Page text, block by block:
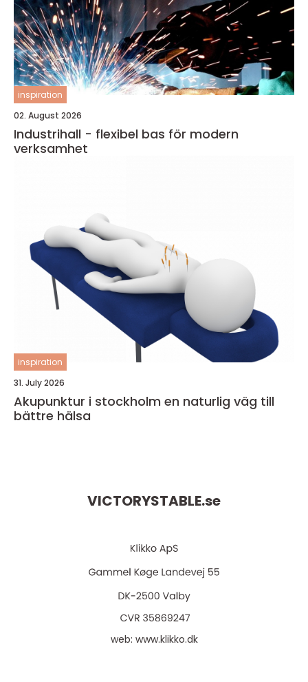
inspiration
02. August 2026
Industrihall - flexibel bas för modern
verksamhet
inspiration
31. July 2026
Akupunktur i stockholm en naturlig väg till
bättre hälsa
VICTORYSTABLE.se
web: www.klikko.dk